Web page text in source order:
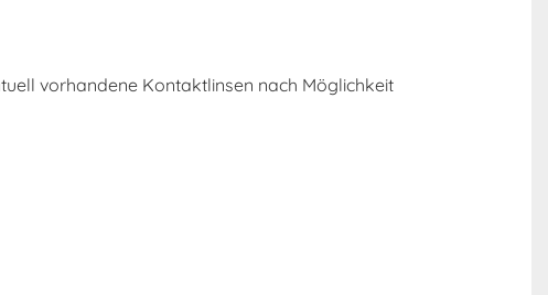
vorhandene Kontaktlinsen nach Möglichkeit